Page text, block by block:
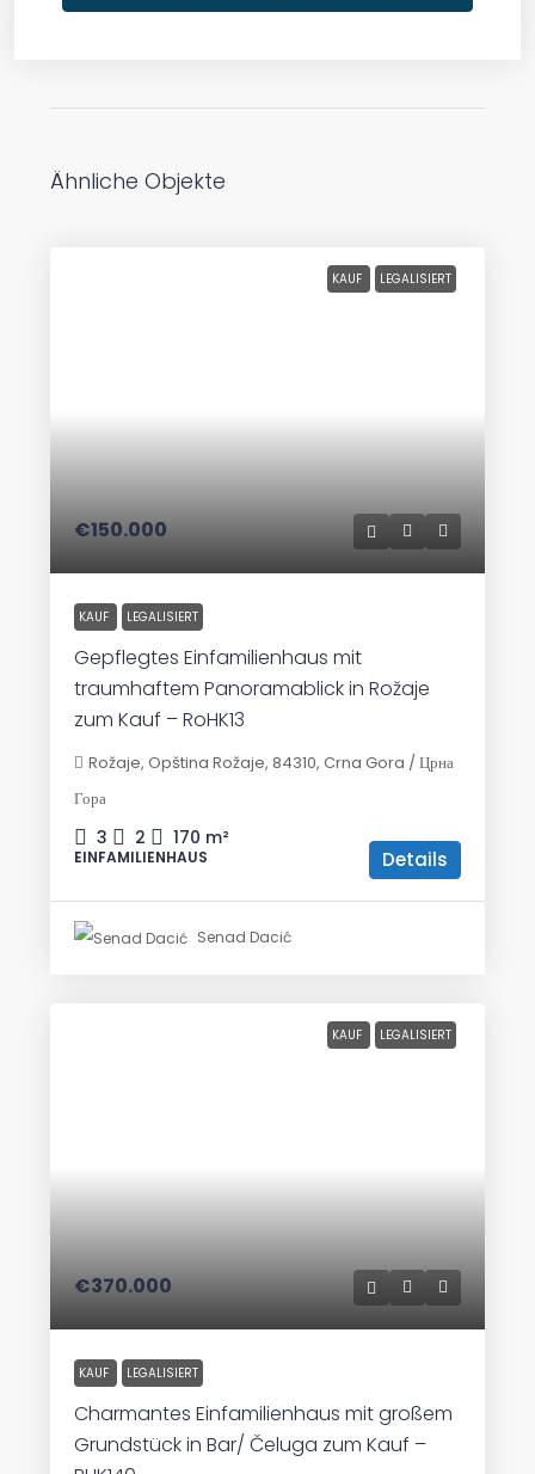
Ähnliche Objekte
KAUF LEGALISIERT
€150.000
KAUF LEGALISIERT
Gepflegtes Einfamilienhaus mit
traumhaftem Panoramablick in Rožaje
zum Kauf – RoHK13
Rožaje, Opština Rožaje, 84310, Crna Gora / Црна
Гора
3 2 170 m²
EINFAMILIENHAUS Details
Senad Dacić
KAUF LEGALISIERT
€370.000
KAUF LEGALISIERT
Charmantes Einfamilienhaus mit großem
Grundstück in Bar/ Čeluga zum Kauf –